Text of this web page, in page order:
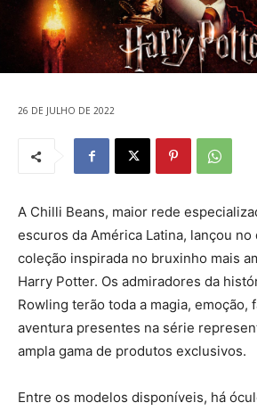
26 DE JULHO DE 2022
A Chilli Beans, maior rede
escuros da América Latina, lançou no
coleção inspirada no bruxinho mais
Harry Potter. Os admiradores da
Rowling terão toda a magia, emoção,
aventura presentes na série
ampla gama de produtos exclusivos.
Entre os modelos disponíveis, há